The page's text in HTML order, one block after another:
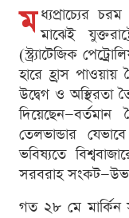
ম ধ্যপ্রাচ্যের
মাঝেই
(স্ট্র্যাটেজিক
হারে হ্রাস পাওয়ায়
উদ্বেগ ও অস্থিরতা
তেলভান্ডার
ভবিষ্যতে
সরবরাহ সংকট—উভয়
গত ২৮ মে